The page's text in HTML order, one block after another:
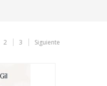
2 3 Siguiente